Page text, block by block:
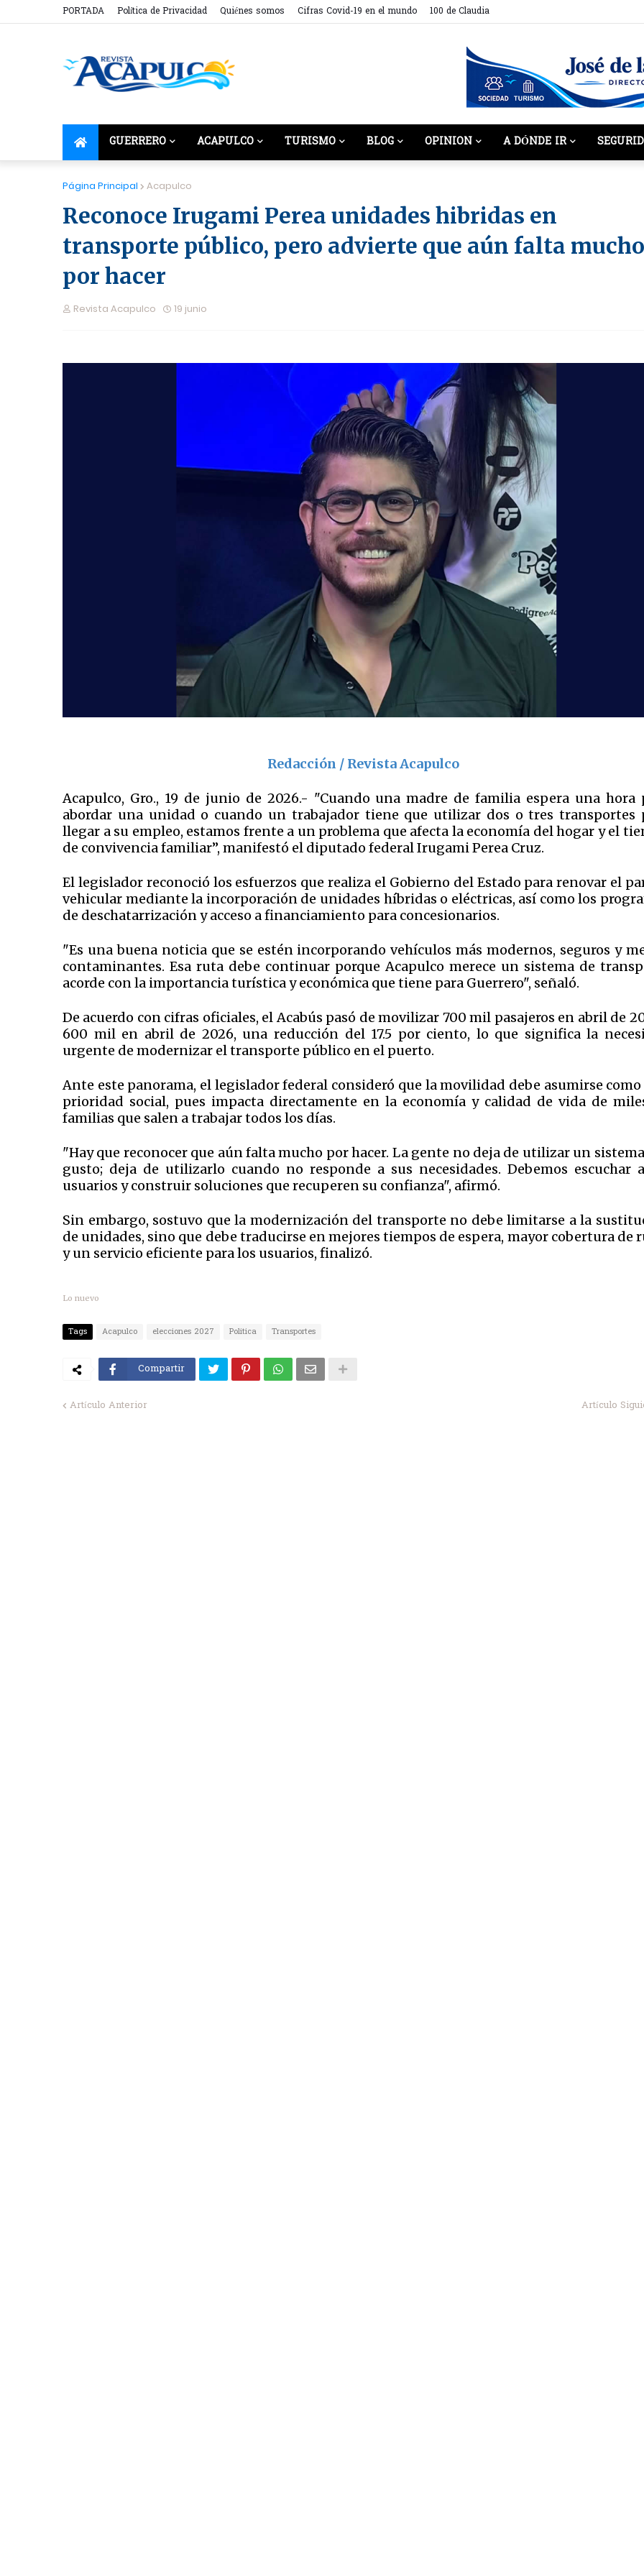
PORTADA Política de Privacidad Quiénes somos Cifras Covid-19 en el mundo 100 de Claudia
GUERRERO ACAPULCO TURISMO BLOG OPINION A DÓNDE IR
Página Principal Acapulco
Reconoce Irugami Perea unidades hibridas en
transporte público, pero advierte que aún falta mucho
por hacer
Revista Acapulco 19 junio
Redacción / Revista Acapulco
Acapulco, Gro., 19 de junio de 2026.- "Cuando una madre de familia espera una hora
abordar una unidad o cuando un trabajador tiene que utilizar dos o tres transportes
llegar a su empleo, estamos frente a un problema que afecta la economía del hogar y el
de convivencia familiar”, manifestó el diputado federal Irugami Perea Cruz.
El legislador reconoció los esfuerzos que realiza el Gobierno del Estado para renovar el
vehicular mediante la incorporación de unidades híbridas o eléctricas, así como los
de deschatarrización y acceso a financiamiento para concesionarios.
"Es una buena noticia que se estén incorporando vehículos más modernos, seguros y
contaminantes. Esa ruta debe continuar porque Acapulco merece un sistema de
acorde con la importancia turística y económica que tiene para Guerrero", señaló.
De acuerdo con cifras oficiales, el Acabús pasó de movilizar 700 mil pasajeros en abril de
600 mil en abril de 2026, una reducción del 17.5 por ciento, lo que significa la
urgente de modernizar el transporte público en el puerto.
Ante este panorama, el legislador federal consideró que la movilidad debe asumirse
prioridad social, pues impacta directamente en la economía y calidad de vida de
familias que salen a trabajar todos los días.
"Hay que reconocer que aún falta mucho por hacer. La gente no deja de utilizar un
gusto; deja de utilizarlo cuando no responde a sus necesidades. Debemos escuchar
usuarios y construir soluciones que recuperen su confianza", afirmó.
Sin embargo, sostuvo que la modernización del transporte no debe limitarse a la
de unidades, sino que debe traducirse en mejores tiempos de espera, mayor cobertura de
y un servicio eficiente para los usuarios, finalizó.
Lo nuevo
Tags Acapulco elecciones 2027 Politica Transportes
Compartir
Artículo Anterior Artículo